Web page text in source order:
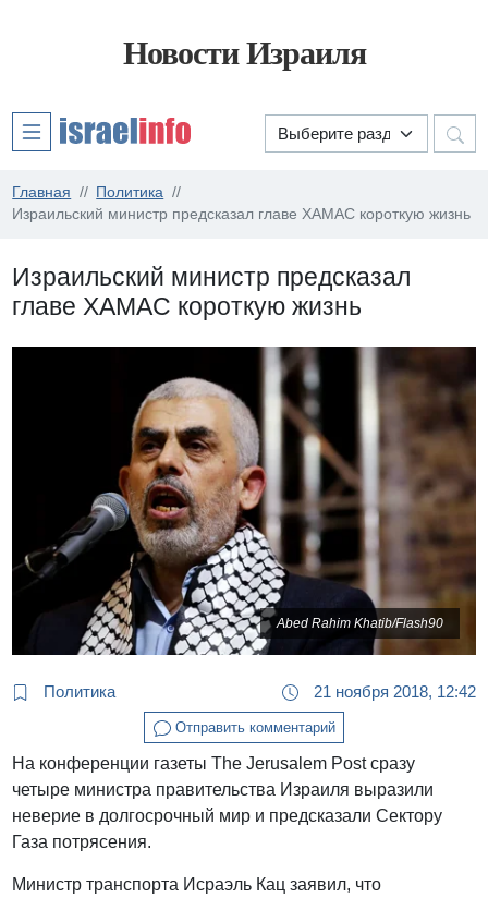
Новости Израиля
Главная
Политика
Израильский министр предсказал главе ХАМАС короткую жизнь
Израильский министр предсказал
главе ХАМАС короткую жизнь
Abed Rahim Khatib/Flash90
Политика 21 ноября 2018, 12:42
Отправить комментарий
На конференции газеты The Jerusalem Post сразу
четыре министра правительства Израиля выразили
неверие в долгосрочный мир и предсказали Сектору
Газа потрясения.
Министр транспорта Исраэль Кац заявил, что